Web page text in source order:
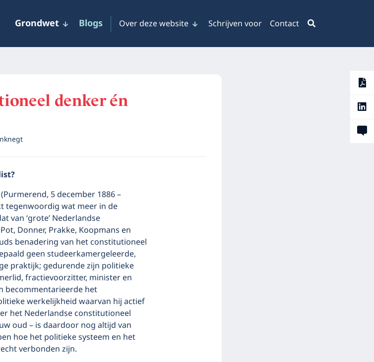
Grondwet Blogs Over deze website Schrijven voor Contact
denker én
5 december 1886 –
tegenwoordig wat meer in de
van ‘grote’ Nederlandse
Donner, Prakke, Koopmans en
benadering van het constitutioneel
geen studeerkamergeleerde,
praktijk; gedurende zijn politieke
fractievoorzitter, minister en
becommentarieerde het
werkelijkheid waarvan hij actief
het Nederlandse constitutioneel
oud – is daardoor nog altijd van
hoe het politieke systeem en het
verbonden zijn.